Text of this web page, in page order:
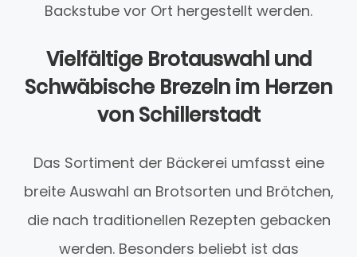
Backstube vor Ort hergestellt werden.
Vielfältige Brotauswahl und
Schwäbische Brezeln im Herzen
von Schillerstadt
Das Sortiment der Bäckerei umfasst eine
breite Auswahl an Brotsorten und Brötchen,
die nach traditionellen Rezepten gebacken
werden. Besonders beliebt ist das